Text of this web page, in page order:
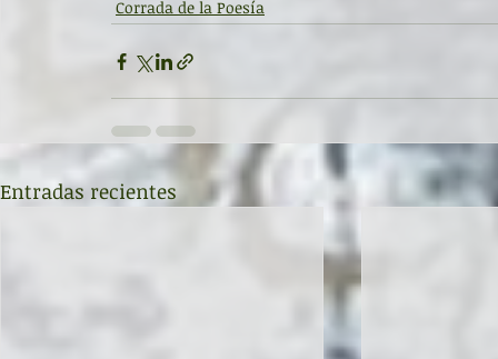
Corrada de la Poesía
Entradas recientes